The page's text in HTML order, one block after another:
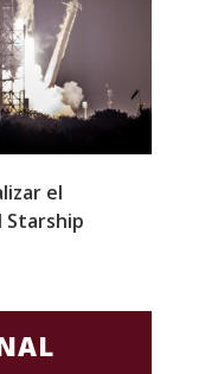
el
Starship